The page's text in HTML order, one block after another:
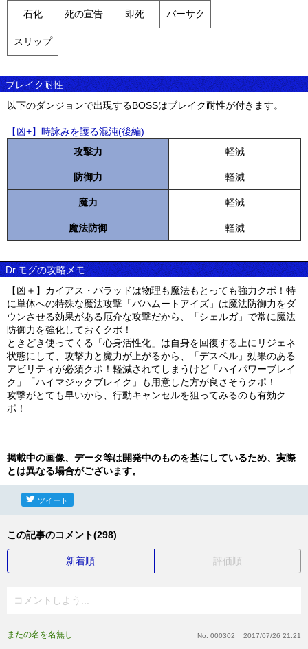
石化 死の宣告 即死 バーサク
スリップ
ブレイク耐性
以下のダンジョンで出現するBOSSはブレイク耐性が付きます。
【凶+】時詠みを護る混沌(後編)
攻撃力
軽減
防御力 軽減
魔力 軽減
魔法防御 軽減
Dr.モグの攻略メモ
【凶＋】カイアス・バラッドは物理も魔法もとっても強力クポ！特
に単体への特殊な魔法攻撃「バハムートアイズ」は魔法防御力をダ
ウンさせる効果がある厄介な攻撃だから、「シェルガ」で常に魔法
防御力を強化しておくクポ！
ときどき使ってくる「心身活性化」は自身を回復する上にリジェネ
状態にして、攻撃力と魔力が上がるから、「デスペル」効果のある
アビリティが必須クポ！軽減されてしまうけど「ハイパワーブレイ
ク」「ハイマジックブレイク」も用意した方が良さそうクポ！
攻撃がとても早いから、行動キャンセルを狙ってみるのも有効ク
ポ！
掲載中の画像、データ等は開発中のものを基にしているため、実際
とは異なる場合がございます。
ツイート
この記事のコメント(298)
新着順 評価順
コメントしよう...
またの名を名無し No: 000302 2017/07/26 21:21